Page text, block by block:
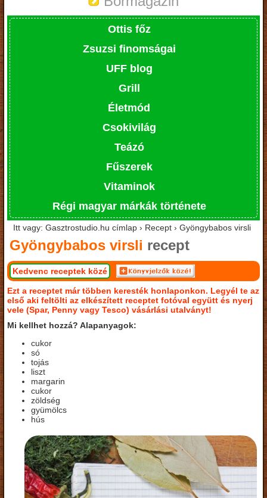
Ottis főz
Zsuzsi finomságai
UFF blog
Grill
Életmód
Csokivilág
Teázó
Fűszerek
Vitaminok
Régi magyar márkák története
Itt vagy: Gasztrostudio.hu címlap › Recept › Gyöngybabos virsli
Gyöngybabos virsli recept
Kedvenc receptek közé
Ezt a receptet már többen keresték honlaponkon. Legyél te az
első aki feltölti az elkészített receptet fotóval együtt és nyerj
vele (Spar, Penny vagy Tesco) vásárlási utalványt!
Mi kellhet hozzá? Alapanyagok:
cukor
só
tojás
liszt
margarin
cukor
zöldség
gyümölcs
hús